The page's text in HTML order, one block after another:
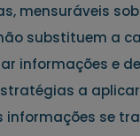
mensuráveis
substituem a
informações e
a
informações se